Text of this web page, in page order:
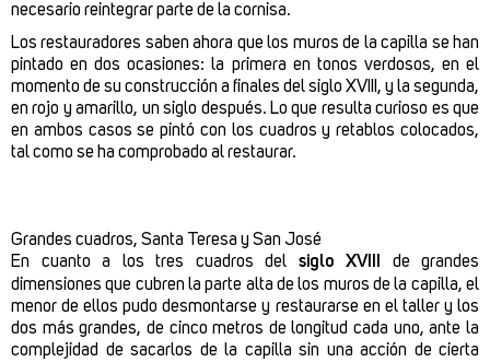
necesario reintegrar parte de la cornisa.
Los restauradores saben ahora que los muros de la capilla se han
pintado en dos ocasiones: la primera en tonos verdosos, en el
momento de su construcción a finales del siglo XVIII, y la segunda,
en rojo y amarillo, un siglo después. Lo que resulta curioso es que
en ambos casos se pintó con los cuadros y retablos colocados,
tal como se ha comprobado al restaurar.
Grandes cuadros, Santa Teresa y San José
En cuanto a los tres cuadros del siglo XVIII de grandes
dimensiones que cubren la parte alta de los muros de la capilla, el
menor de ellos pudo desmontarse y restaurarse en el taller y los
dos más grandes, de cinco metros de longitud cada uno, ante la
complejidad de sacarlos de la capilla sin una acción de cierta